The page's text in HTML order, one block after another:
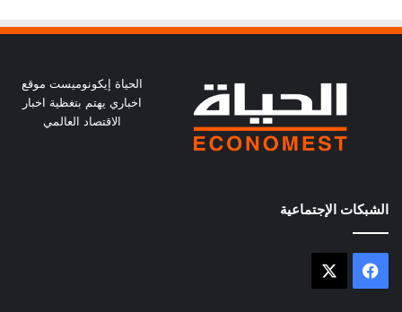
الحياة إيكونوميست موقع
اخباري يهتم بتغظية اخبار
الاقتصاد العالمي
الشبكات الإجتماعية
فيسبوك